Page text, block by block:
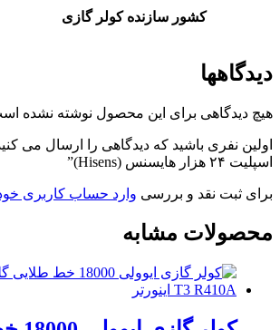
کشور سازنده کولر گازی
دیدگاهها
هیچ دیدگاهی برای این محصول نوشته نشده
اولین نفری باشید که دیدگاهی را ارسال می
اسپلیت ۲۴ هزار هایسنس (Hisens)”
برای ثبت نقد و بررسی وارد حساب کاربری
محصولات مشابه